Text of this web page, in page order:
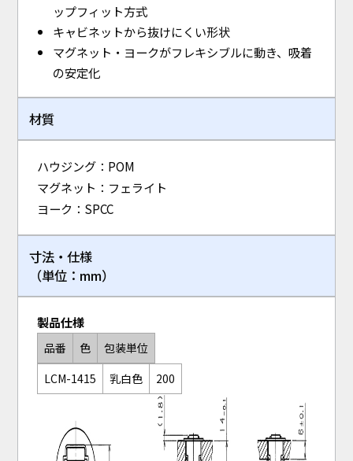
ップフィット方式
キャビネットから抜けにくい形状
マグネット・ヨークがフレキシブルに動き、吸着
の安定化
材質
ハウジング：POM
マグネット：フェライト
ヨーク：SPCC
寸法・仕様
（単位：mm）
製品仕様
品番 色
包装単位
LCM-1415
乳白色 200